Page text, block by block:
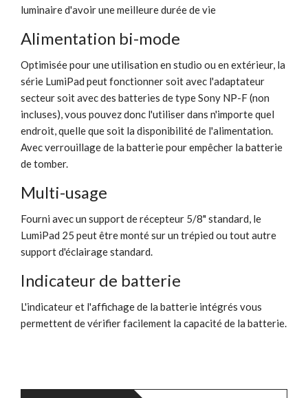
luminaire d'avoir une meilleure durée de vie
Alimentation bi-mode
Optimisée pour une utilisation en studio ou en extérieur, la
série LumiPad peut fonctionner soit avec l'adaptateur
secteur soit avec des batteries de type Sony NP-F (non
incluses), vous pouvez donc l'utiliser dans n'importe quel
endroit, quelle que soit la disponibilité de l'alimentation.
Avec verrouillage de la batterie pour empêcher la batterie
de tomber.
Multi-usage
Fourni avec un support de récepteur 5/8" standard, le
LumiPad 25 peut être monté sur un trépied ou tout autre
support d'éclairage standard.
Indicateur de batterie
L'indicateur et l'affichage de la batterie intégrés vous
permettent de vérifier facilement la capacité de la batterie.